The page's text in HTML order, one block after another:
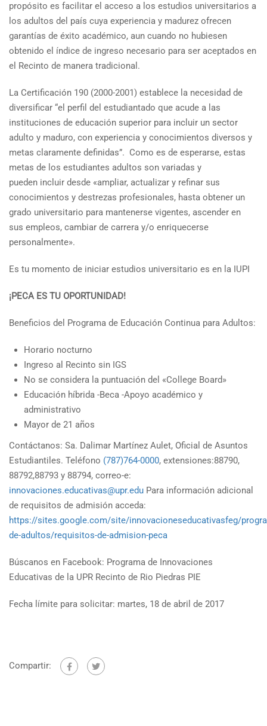
propósito es facilitar el acceso a los estudios universitarios a
los adultos del país cuya experiencia y madurez ofrecen
garantías de éxito académico, aun cuando no hubiesen
obtenido el índice de ingreso necesario para ser aceptados en
el Recinto de manera tradicional.
La Certificación 190 (2000-2001) establece la necesidad de
diversificar “el perfil del estudiantado que acude a las
instituciones de educación superior para incluir un sector
adulto y maduro, con experiencia y conocimientos diversos y
metas claramente definidas”. Como es de esperarse, estas
metas de los estudiantes adultos son variadas y
pueden incluir desde «ampliar, actualizar y refinar sus
conocimientos y destrezas profesionales, hasta obtener un
grado universitario para mantenerse vigentes, ascender en
sus empleos, cambiar de carrera y/o enriquecerse
personalmente».
Es tu momento de iniciar estudios universitario es en la IUPI
¡PECA ES TU OPORTUNIDAD!
Beneficios del Programa de Educación Continua para Adultos:
Horario nocturno
Ingreso al Recinto sin IGS
No se considera la puntuación del «College Board»
Educación híbrida -Beca -Apoyo académico y
administrativo
Mayor de 21 años
Contáctanos: Sa. Dalimar Martínez Aulet, Oficial de Asuntos
Estudiantiles. Teléfono (787)764-0000, extensiones:88790,
88792,88793 y 88794, correo-e:
innovaciones.educativas@upr.edu Para información adicional
de requisitos de admisión acceda:
https://sites.google.com/site/innovacioneseducativasfeg/
de-adultos/requisitos-de-admision-peca
Búscanos en Facebook: Programa de Innovaciones
Educativas de la UPR Recinto de Rio Piedras PIE
Fecha límite para solicitar: martes, 18 de abril de 2017
Compartir: